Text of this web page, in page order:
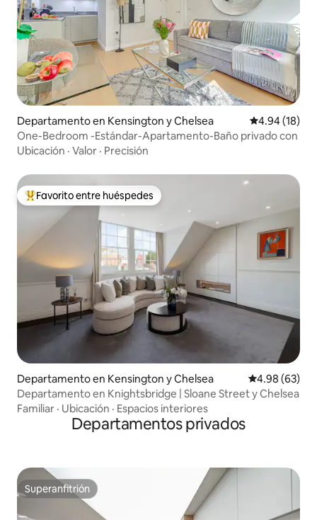
Departamento en Kensington y Chelsea Calificación
4.94 (18)
One-Bedroom -Estándar-Apartamento-Baño privado con
Ubicación · Valor · Precisión
De los mejores en Favorito entre huéspedes
Favorito entre huéspedes
Departamento en Kensington y Chelsea Calificación
4.98 (63)
Departamento en Knightsbridge | Sloane Street y Chelsea
Familiar · Ubicación · Espacios interiores
Departamentos privados
Superanfitrión
Superanfitrión